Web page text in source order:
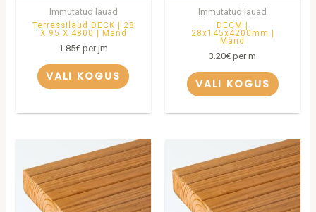
Immutatud lauad
Terrassilaud DECK | 28
X 95 X 4800 | Mänd
1.85€ per jm
VALI KOGUS
Immutatud lauad
DECM |
28x145x4200mm |
Mänd
3.20€ per m
VALI KOGUS